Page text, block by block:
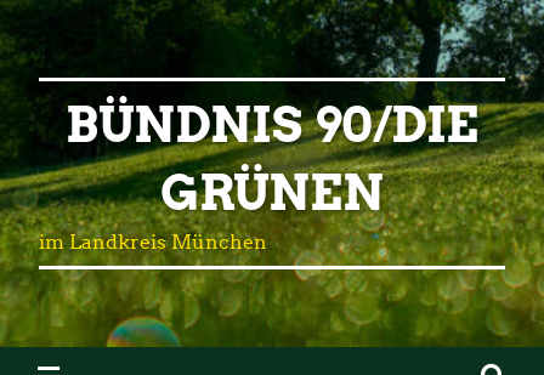
BÜNDNIS 90/DIE
GRÜNEN
im Landkreis München